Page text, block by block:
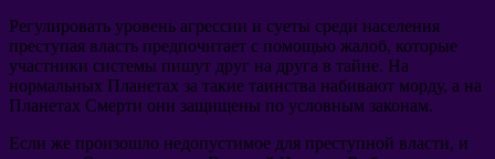
Регулировать уровень агрессии и суеты среди населения
преступая власть предпочитает с помощью жалоб, которые
участники системы пишут друг на друга в тайне. На
нормальных Планетах за такие таинства набивают морду, а на
Планетах Смерти они защищены по условным законам.
Если же произошло недопустимое для преступной власти, и